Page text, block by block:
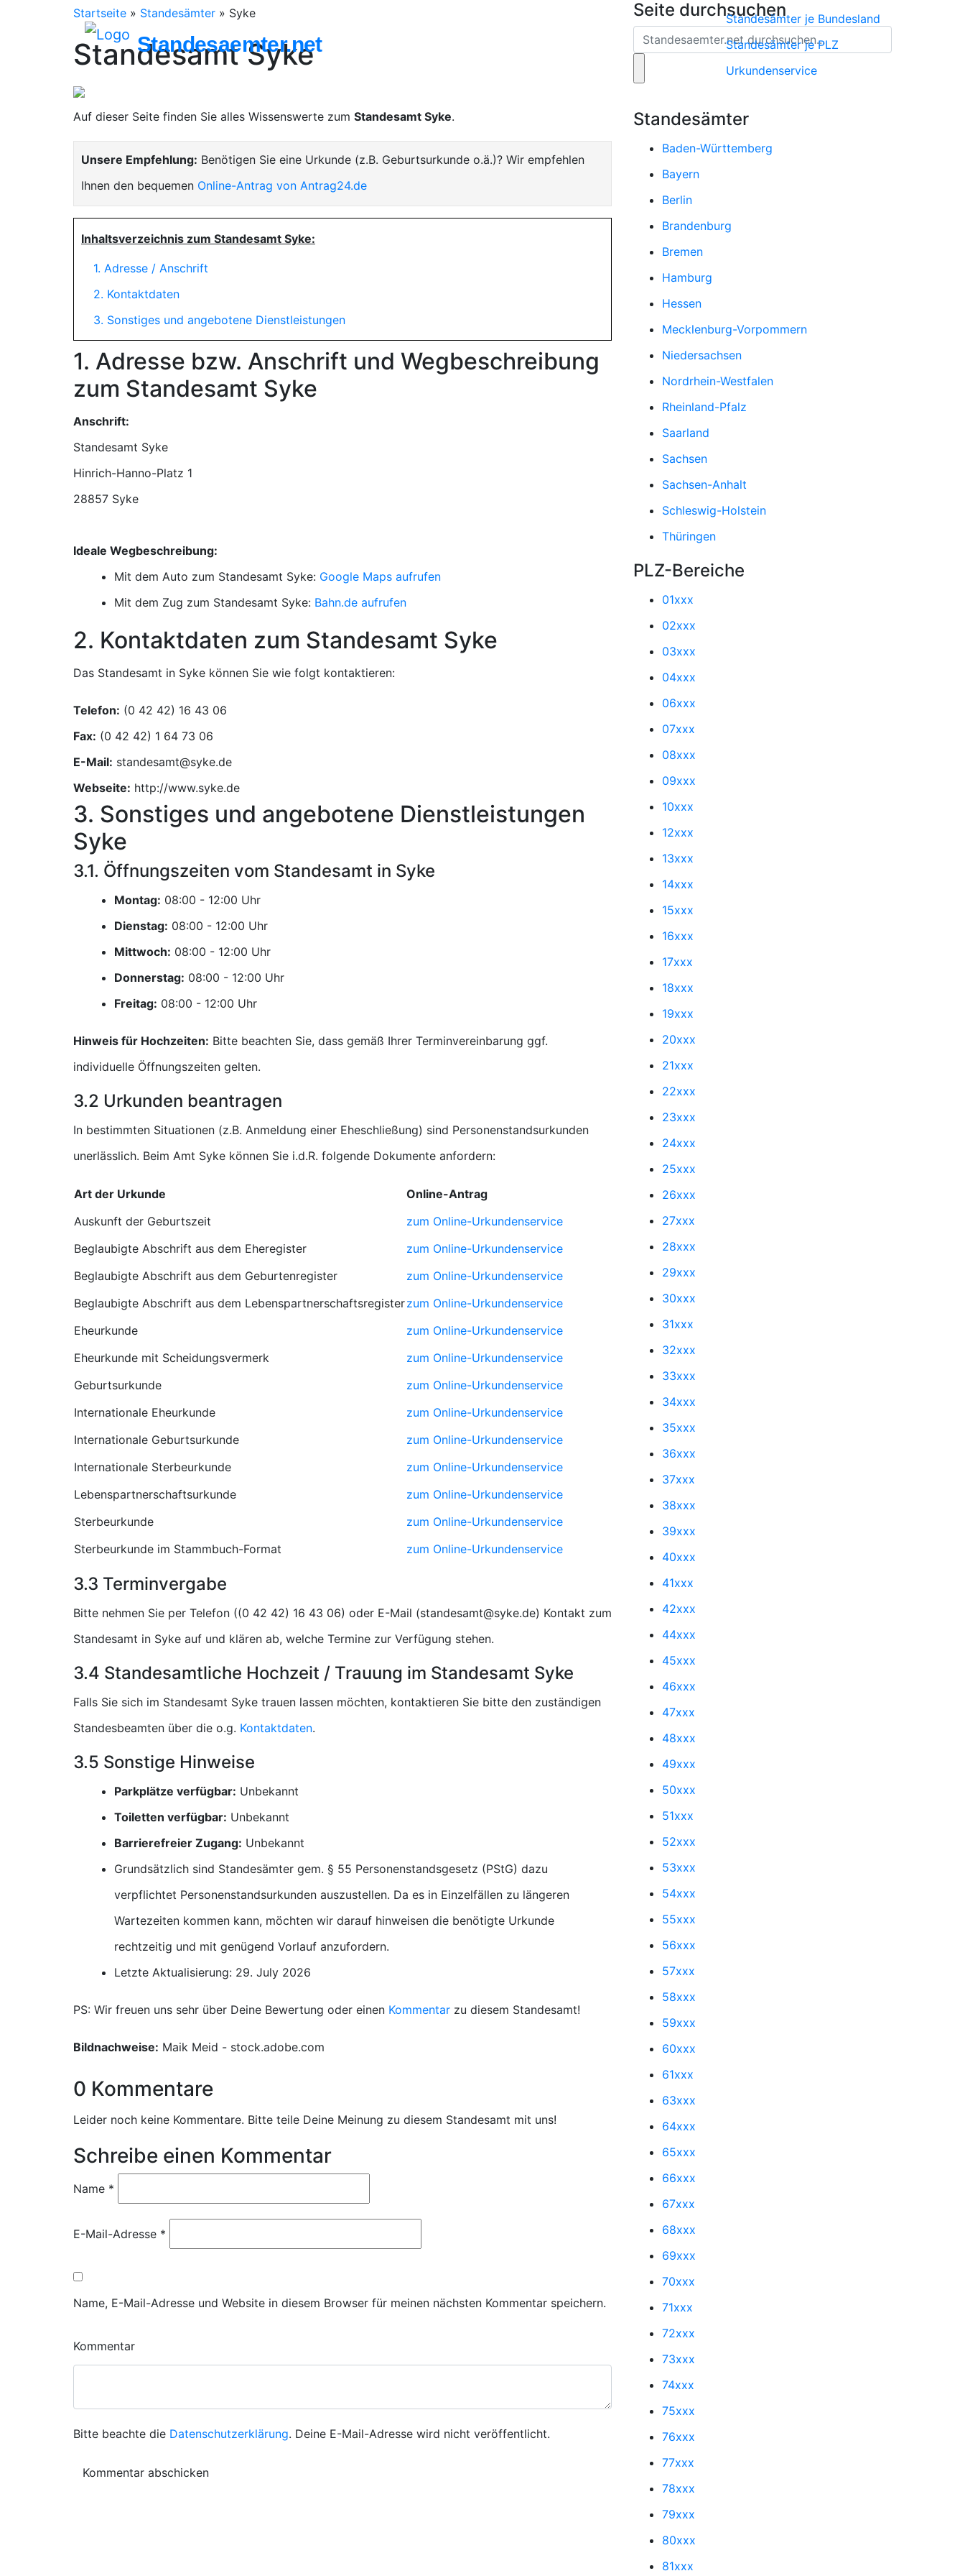
Standesaemter.net
Standesämter je Bundesland
Standesämter je PLZ
Urkundenservice
Startseite » Standesämter » Syke
Standesamt Syke
Auf dieser Seite finden Sie alles Wissenswerte zum Standesamt Syke.
Unsere Empfehlung: Benötigen Sie eine Urkunde (z.B. Geburtsurkunde o.ä.)? Wir empfehlen
Ihnen den bequemen Online-Antrag von Antrag24.de
Inhaltsverzeichnis zum Standesamt Syke:
1. Adresse / Anschrift
2. Kontaktdaten
3. Sonstiges und angebotene Dienstleistungen
1. Adresse bzw. Anschrift und Wegbeschreibung
zum Standesamt Syke
Anschrift:
Standesamt Syke
28857 Syke
Ideale Wegbeschreibung:
Mit dem Auto zum Standesamt Syke: Google Maps aufrufen
Mit dem Zug zum Standesamt Syke: Bahn.de aufrufen
2. Kontaktdaten zum Standesamt Syke
Das Standesamt in Syke können Sie wie folgt kontaktieren:
Telefon:
Fax:
E-Mail:
Webseite: http://www.syke.de
3. Sonstiges und angebotene Dienstleistungen
Syke
3.1. Öffnungszeiten vom Standesamt in Syke
Montag:
Uhr
Dienstag:
Uhr
Mittwoch:
Uhr
Donnerstag:
Uhr
Freitag:
Uhr
Hinweis für Hochzeiten: Bitte beachten Sie, dass gemäß Ihrer Terminvereinbarung ggf.
individuelle Öffnungszeiten gelten.
3.2 Urkunden beantragen
In bestimmten Situationen (z.B. Anmeldung einer Eheschließung) sind Personenstandsurkunden
unerlässlich. Beim Amt Syke können Sie i.d.R. folgende Dokumente anfordern:
Art der Urkunde
Online-Antrag
Auskunft der Geburtszeit
zum Online-Urkundenservice
Beglaubigte Abschrift aus dem Eheregister
zum Online-Urkundenservice
Beglaubigte Abschrift aus dem Geburtenregister
zum Online-Urkundenservice
Beglaubigte Abschrift aus dem Lebenspartnerschaftsregisterzum Online-Urkundenservice
Eheurkunde
zum Online-Urkundenservice
Eheurkunde mit Scheidungsvermerk
zum Online-Urkundenservice
Geburtsurkunde
zum Online-Urkundenservice
Internationale Eheurkunde
zum Online-Urkundenservice
Internationale Geburtsurkunde
zum Online-Urkundenservice
Internationale Sterbeurkunde
zum Online-Urkundenservice
Lebenspartnerschaftsurkunde
zum Online-Urkundenservice
Sterbeurkunde
zum Online-Urkundenservice
Sterbeurkunde im Stammbuch-Format
zum Online-Urkundenservice
3.3 Terminvergabe
Bitte nehmen Sie per Telefon ( ) oder E-Mail (
) Kontakt zum
Standesamt in Syke auf und klären ab, welche Termine zur Verfügung stehen.
3.4 Standesamtliche Hochzeit / Trauung im Standesamt Syke
Falls Sie sich im Standesamt Syke trauen lassen möchten, kontaktieren Sie bitte den zuständigen
Standesbeamten über die o.g. Kontaktdaten.
3.5 Sonstige Hinweise
Parkplätze verfügbar: Unbekannt
Toiletten verfügbar: Unbekannt
Barrierefreier Zugang: Unbekannt
Grundsätzlich sind Standesämter gem. § 55 Personenstandsgesetz (PStG) dazu
verpflichtet Personenstandsurkunden auszustellen. Da es in Einzelfällen zu längeren
Wartezeiten kommen kann, möchten wir darauf hinweisen die benötigte Urkunde
rechtzeitig und mit genügend Vorlauf anzufordern.
Letzte Aktualisierung: 29. July 2026
PS: Wir freuen uns sehr über Deine Bewertung oder einen Kommentar zu diesem Standesamt!
Bildnachweise: Maik Meid - stock.adobe.com
0 Kommentare
Leider noch keine Kommentare. Bitte teile Deine Meinung zu diesem Standesamt mit uns!
Schreibe einen Kommentar
Name *
E-Mail-Adresse *
Name, E-Mail-Adresse und Website in diesem Browser für meinen nächsten Kommentar speichern.
Kommentar
Bitte beachte die Datenschutzerklärung. Deine E-Mail-Adresse wird nicht veröffentlicht.
Seite durchsuchen
Standesämter
Baden-Württemberg
Bayern
Berlin
Brandenburg
Bremen
Hamburg
Hessen
Mecklenburg-Vorpommern
Niedersachsen
Nordrhein-Westfalen
Rheinland-Pfalz
Saarland
Sachsen
Sachsen-Anhalt
Schleswig-Holstein
Thüringen
PLZ-Bereiche
01xxx
02xxx
03xxx
04xxx
06xxx
07xxx
08xxx
09xxx
10xxx
12xxx
13xxx
14xxx
15xxx
16xxx
17xxx
18xxx
19xxx
20xxx
21xxx
22xxx
23xxx
24xxx
25xxx
26xxx
27xxx
28xxx
29xxx
30xxx
31xxx
32xxx
33xxx
34xxx
35xxx
36xxx
37xxx
38xxx
39xxx
40xxx
41xxx
42xxx
44xxx
45xxx
46xxx
47xxx
48xxx
49xxx
50xxx
51xxx
52xxx
53xxx
54xxx
55xxx
56xxx
57xxx
58xxx
59xxx
60xxx
61xxx
63xxx
64xxx
65xxx
66xxx
67xxx
68xxx
69xxx
70xxx
71xxx
72xxx
73xxx
74xxx
75xxx
76xxx
77xxx
78xxx
79xxx
80xxx
81xxx